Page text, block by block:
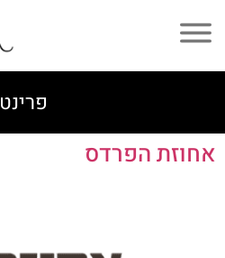
פרינט
אחוזת הפרדס